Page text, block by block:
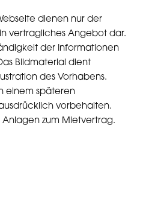
dienen nur der
vertragliches Angebot dar.
der Informationen
Bildmaterial dient
des Vorhabens.
einem späteren
vorbehalten.
zum Mietvertrag.